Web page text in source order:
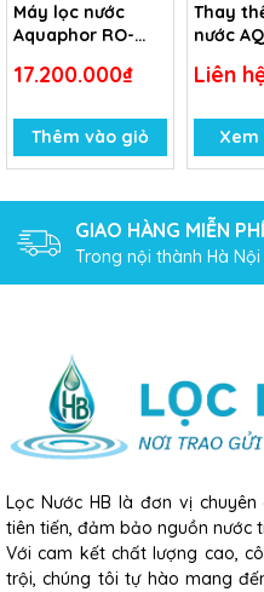
Máy lọc nước
Aquaphor RO-
17.200.000₫
Thêm vào giỏ
Thay
nước
Liên
GIAO HÀNG MIỄN PHÍ
Trong nội thành Hà Nội
Lọc Nước HB là đơn vị
tiên tiến, đảm bảo nguồn nước
Với cam kết chất lượng cao,
trội, chúng tôi tự hào mang